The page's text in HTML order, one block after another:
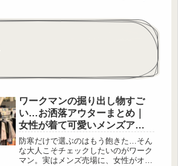
ワークマンの掘り出し物すご
い…お洒落アウターまとめ｜
女性が着て可愛いメンズアイ
テムも
防寒だけで選ぶのはもう飽きた…そん
な大人こそチェックしたいのがワーク
マン。実はメンズ売場に、女性がオー